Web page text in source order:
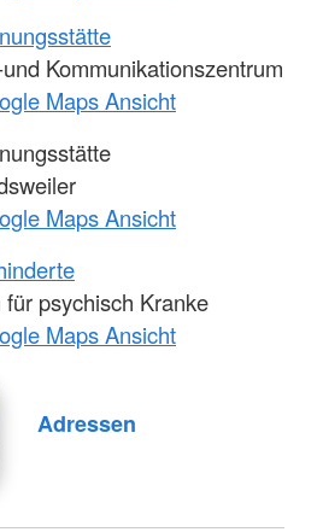
Kommunikationszentrum
Maps Ansicht
Maps Ansicht
psychisch Kranke
Maps Ansicht
Adressen